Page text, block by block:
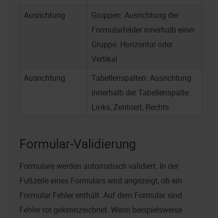
Ausrichtung
Gruppen: Ausrichtung der
Formularfelder innerhalb einer
Gruppe: Horizontal oder
Vertikal
Ausrichtung
Tabellenspalten: Ausrichtung
innerhalb der Tabellenspalte:
Links, Zentriert, Rechts.
Formular-Validierung
Formulare werden automatisch validiert. In der
Fußzeile eines Formulars wird angezeigt, ob ein
Formular Fehler enthält. Auf dem Formular sind
Fehler rot gekennzeichnet. Wenn beispielsweise